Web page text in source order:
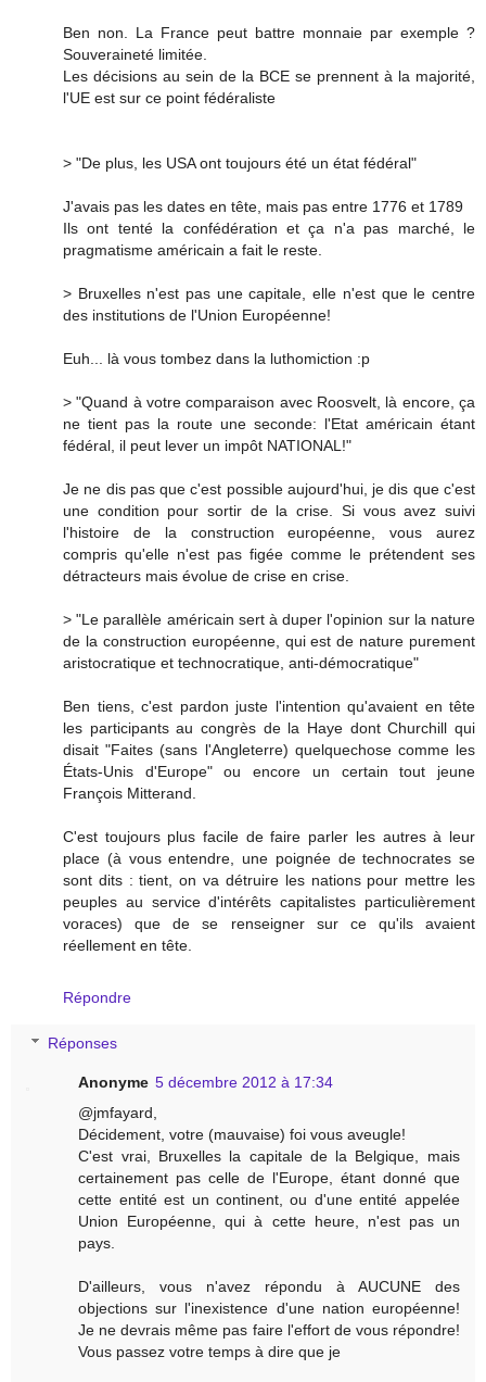
Ben non. La France peut battre monnaie par exemple ?
Souveraineté limitée.
Les décisions au sein de la BCE se prennent à la majorité,
l'UE est sur ce point fédéraliste
> "De plus, les USA ont toujours été un état fédéral"
J'avais pas les dates en tête, mais pas entre 1776 et 1789
Ils ont tenté la confédération et ça n'a pas marché, le
pragmatisme américain a fait le reste.
> Bruxelles n'est pas une capitale, elle n'est que le centre
des institutions de l'Union Européenne!
Euh... là vous tombez dans la luthomiction :p
> "Quand à votre comparaison avec Roosvelt, là encore, ça
ne tient pas la route une seconde: l'Etat américain étant
fédéral, il peut lever un impôt NATIONAL!"
Je ne dis pas que c'est possible aujourd'hui, je dis que c'est
une condition pour sortir de la crise. Si vous avez suivi
l'histoire de la construction européenne, vous aurez
compris qu'elle n'est pas figée comme le prétendent ses
détracteurs mais évolue de crise en crise.
> "Le parallèle américain sert à duper l'opinion sur la nature
de la construction européenne, qui est de nature purement
aristocratique et technocratique, anti-démocratique"
Ben tiens, c'est pardon juste l'intention qu'avaient en tête
les participants au congrès de la Haye dont Churchill qui
disait "Faites (sans l'Angleterre) quelquechose comme les
États-Unis d'Europe" ou encore un certain tout jeune
François Mitterand.
C'est toujours plus facile de faire parler les autres à leur
place (à vous entendre, une poignée de technocrates se
sont dits : tient, on va détruire les nations pour mettre les
peuples au service d'intérêts capitalistes particulièrement
voraces) que de se renseigner sur ce qu'ils avaient
réellement en tête.
Répondre
Réponses
Anonyme 5 décembre 2012 à 17:34
@jmfayard,
Décidement, votre (mauvaise) foi vous aveugle!
C'est vrai, Bruxelles la capitale de la Belgique, mais
certainement pas celle de l'Europe, étant donné que
cette entité est un continent, ou d'une entité appelée
Union Européenne, qui à cette heure, n'est pas un
pays.
D'ailleurs, vous n'avez répondu à AUCUNE des
objections sur l'inexistence d'une nation européenne!
Je ne devrais même pas faire l'effort de vous répondre!
Vous passez votre temps à dire que je